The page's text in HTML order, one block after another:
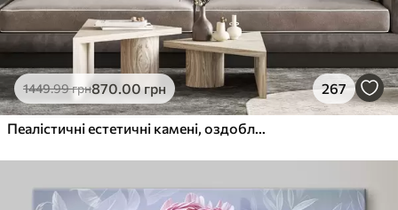
1449.99грн870.00 грн 267
Пеалістичні естетичні камені, оздоблення будинку, природне освітлення